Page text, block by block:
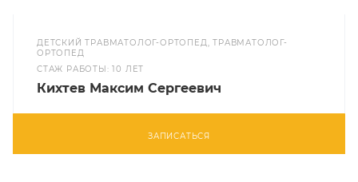
ДЕТСКИЙ ТРАВМАТОЛОГ-ОРТОПЕД, ТРАВМАТОЛОГ-
ОРТОПЕД
CТАЖ РАБОТЫ: 10 ЛЕТ
Кихтев Максим Сергеевич
ЗАПИСАТЬСЯ